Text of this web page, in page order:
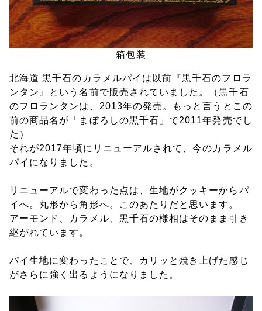
箱包装
北海道 黒千石のカラメルパイは以前『黒千石のフロラ
ンタン』という名前で販売されていました。（黒千石
のフロランタンは、2013年の発売。もっと言うとこの
前の商品名が「まぼろしの黒千石」で2011年発売でし
た）
それが2017年頃にリニューアルされて、今のカラメル
パイになりました。
リニューアルで変わった点は、生地がクッキーからパ
イへ。丸形から角形へ。このあたりだと思います。
アーモンド、カラメル、黒千石の様相はそのまま引き
継がれています。
パイ生地に変わったことで、カリッと焼き上げた感じ
がさらに強く出るようになりました。